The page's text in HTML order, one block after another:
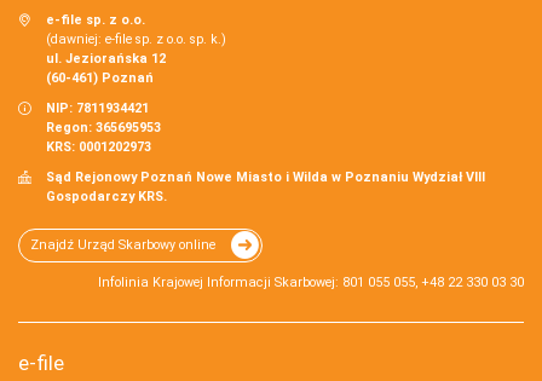
e-file sp. z o.o.
(dawniej: e-file sp. z o.o. sp. k.)
ul. Jeziorańska 12
(60-461) Poznań
NIP: 7811934421
Regon: 365695953
KRS: 0001202973
Sąd Rejonowy Poznań Nowe Miasto i Wilda w Poznaniu Wydział VIII
Gospodarczy KRS.
Znajdź Urząd Skarbowy online
Infolinia Krajowej Informacji Skarbowej: 801 055 055, +48 22 330 03 30
e-file